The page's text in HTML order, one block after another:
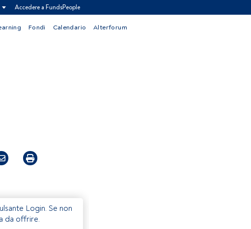
Accedere a FundsPeople
Fondi Calendario Alterforum
Login. Se non
da offrire.